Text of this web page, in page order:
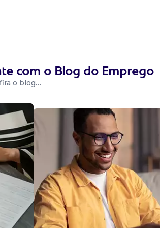
relações
conteúdo para
...
com o Blog do Emprego
o blog…